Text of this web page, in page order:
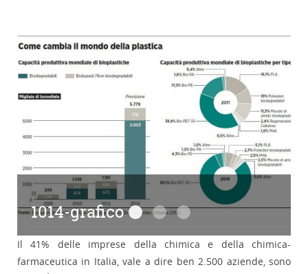
1014-grafico 1014-grafico
1014-foto1014-grafico-2
Il 41% delle imprese della chimica e della chimica-
farmaceutica in Italia, vale a dire ben 2.500 aziende, sono